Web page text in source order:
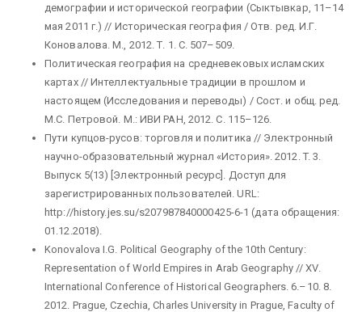
демографии и исторической географии (Сыктывкар, 11–14
мая 2011 г.) // Историческая география / Отв. ред. И.Г.
Коновалова. М., 2012. Т. 1. С. 507–509.
Политическая география на средневековых исламских
картах // Интеллектуальные традиции в прошлом и
настоящем (Исследования и переводы) / Сост. и общ. ред.
М.С. Петровой. М.: ИВИ РАН, 2012. С. 115–126.
Пути купцов-русов: торговля и политика // Электронный
научно-образовательный журнал «История». 2012. T. 3.
Выпуск 5(13) [Электронный ресурс]. Доступ для
зарегистрированных пользователей. URL:
http://history.jes.su/s207987840000425-6-1 (дата обращения:
01.12.2018).
Konovalova I.G. Political Geography of the 10th Century:
Representation of World Empires in Arab Geography // XV.
International Conference of Historical Geographers. 6.–10. 8.
2012. Prague, Czechia, Charles University in Prague, Faculty of